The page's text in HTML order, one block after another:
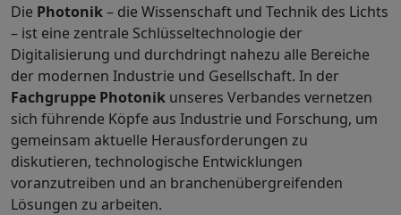
Die Photonik– die Wissenschaft und Technik des Lichts
– ist eine zentrale Schlüsseltechnologie der
Digitalisierung und durchdringt nahezu alle Bereiche
der modernen Industrie und Gesellschaft. In der
Fachgruppe Photonik unseres Verbandes vernetzen
sich führende Köpfe aus Industrie und Forschung, um
gemeinsam aktuelle Herausforderungen zu
diskutieren, technologische Entwicklungen
voranzutreiben und an branchenübergreifenden
Lösungen zu arbeiten.